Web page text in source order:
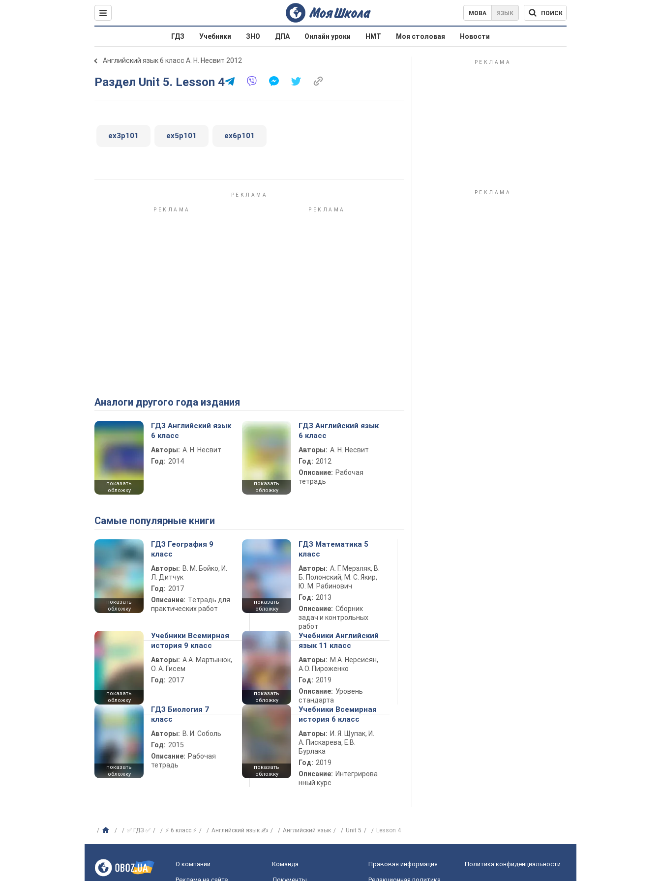
МОВА ЯЗЫК ПОИСК
ГДЗ Учебники ЗНО ДПА Онлайн уроки НМТ Моя столовая Новости
Английский язык 6 класс А. Н. Несвит 2012
Раздел Unit 5. Lesson 4
ex3p101 ex5p101 ex6p101
Аналоги другого года издания
показать
обложку
ГДЗ Английский язык
6 класс
Авторы: А. Н. Несвит
Год: 2014
показать
обложку
ГДЗ Английский язык
6 класс
Авторы: А. Н. Несвит
Год: 2012
Описание: Рабочая
тетрадь
Самые популярные книги
показать
обложку
ГДЗ География 9
класс
Авторы: В. М. Бойко, И.
Л. Дитчук
Год: 2017
Описание: Тетрадь для
практических работ
показать
обложку
ГДЗ Математика 5
класс
Авторы: А. Г. Мерзляк, В.
Б. Полонский, М. С. Якир,
Ю. М. Рабинович
Год: 2013
Описание: Сборник
задач и контрольных
работ
показать
обложку
Учебники Всемирная
история 9 класс
Авторы: А.А. Мартынюк,
О. А. Гисем
Год: 2017
показать
обложку
Учебники Английский
язык 11 класс
Авторы: М.А. Нерсисян,
А.О. Пироженко
Год: 2019
Описание: Уровень
стандарта
показать
обложку
ГДЗ Биология 7
класс
Авторы: В. И. Соболь
Год: 2015
Описание: Рабочая
тетрадь
показать
обложку
Учебники Всемирная
история 6 класс
Авторы: И. Я. Щупак, И.
А. Пискарева, Е.В.
Бурлака
Год: 2019
Описание: Интегрирова
нный курс
✅ ГДЗ ✅ ⚡ 6 класс ⚡ Английский язык ✍ Английский язык Unit 5 Lesson 4
О компании Команда Правовая информация Политика конфиденциальности